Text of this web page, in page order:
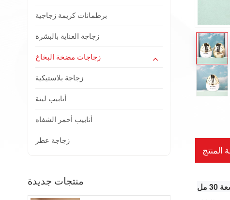
المنتج
مل
برطمانات كريمة زجاجية
زجاجة العناية بالبشرة
زجاجات مضخة البخاخ
زجاجة بلاستيكية
أنابيب لينة
أنابيب أحمر الشفاه
زجاجة عطر
منتجات جديدة